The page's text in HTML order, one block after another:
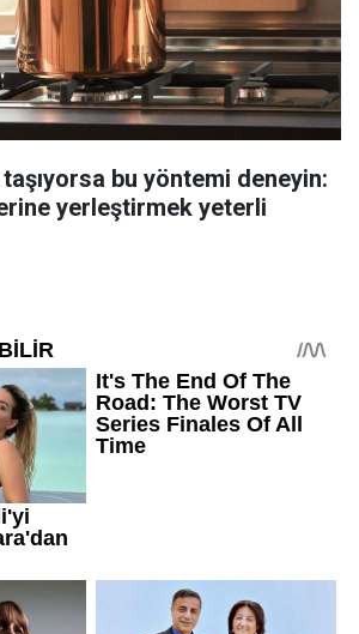
bu yöntemi deneyin:
yerleştirmek yeterli